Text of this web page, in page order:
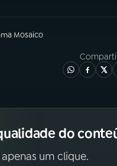
Mosaico
do
um clique.